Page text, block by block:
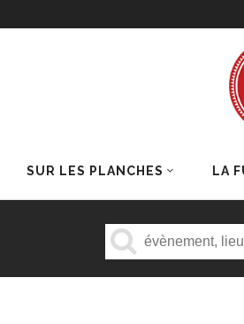
SUR LES PLANCHES LA